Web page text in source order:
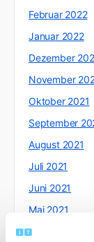
Februar 2022
Januar 2022
Dezember
November
Oktober 2021
September
August 2021
Juli 2021
Juni 2021
Mai 2021
April 2021